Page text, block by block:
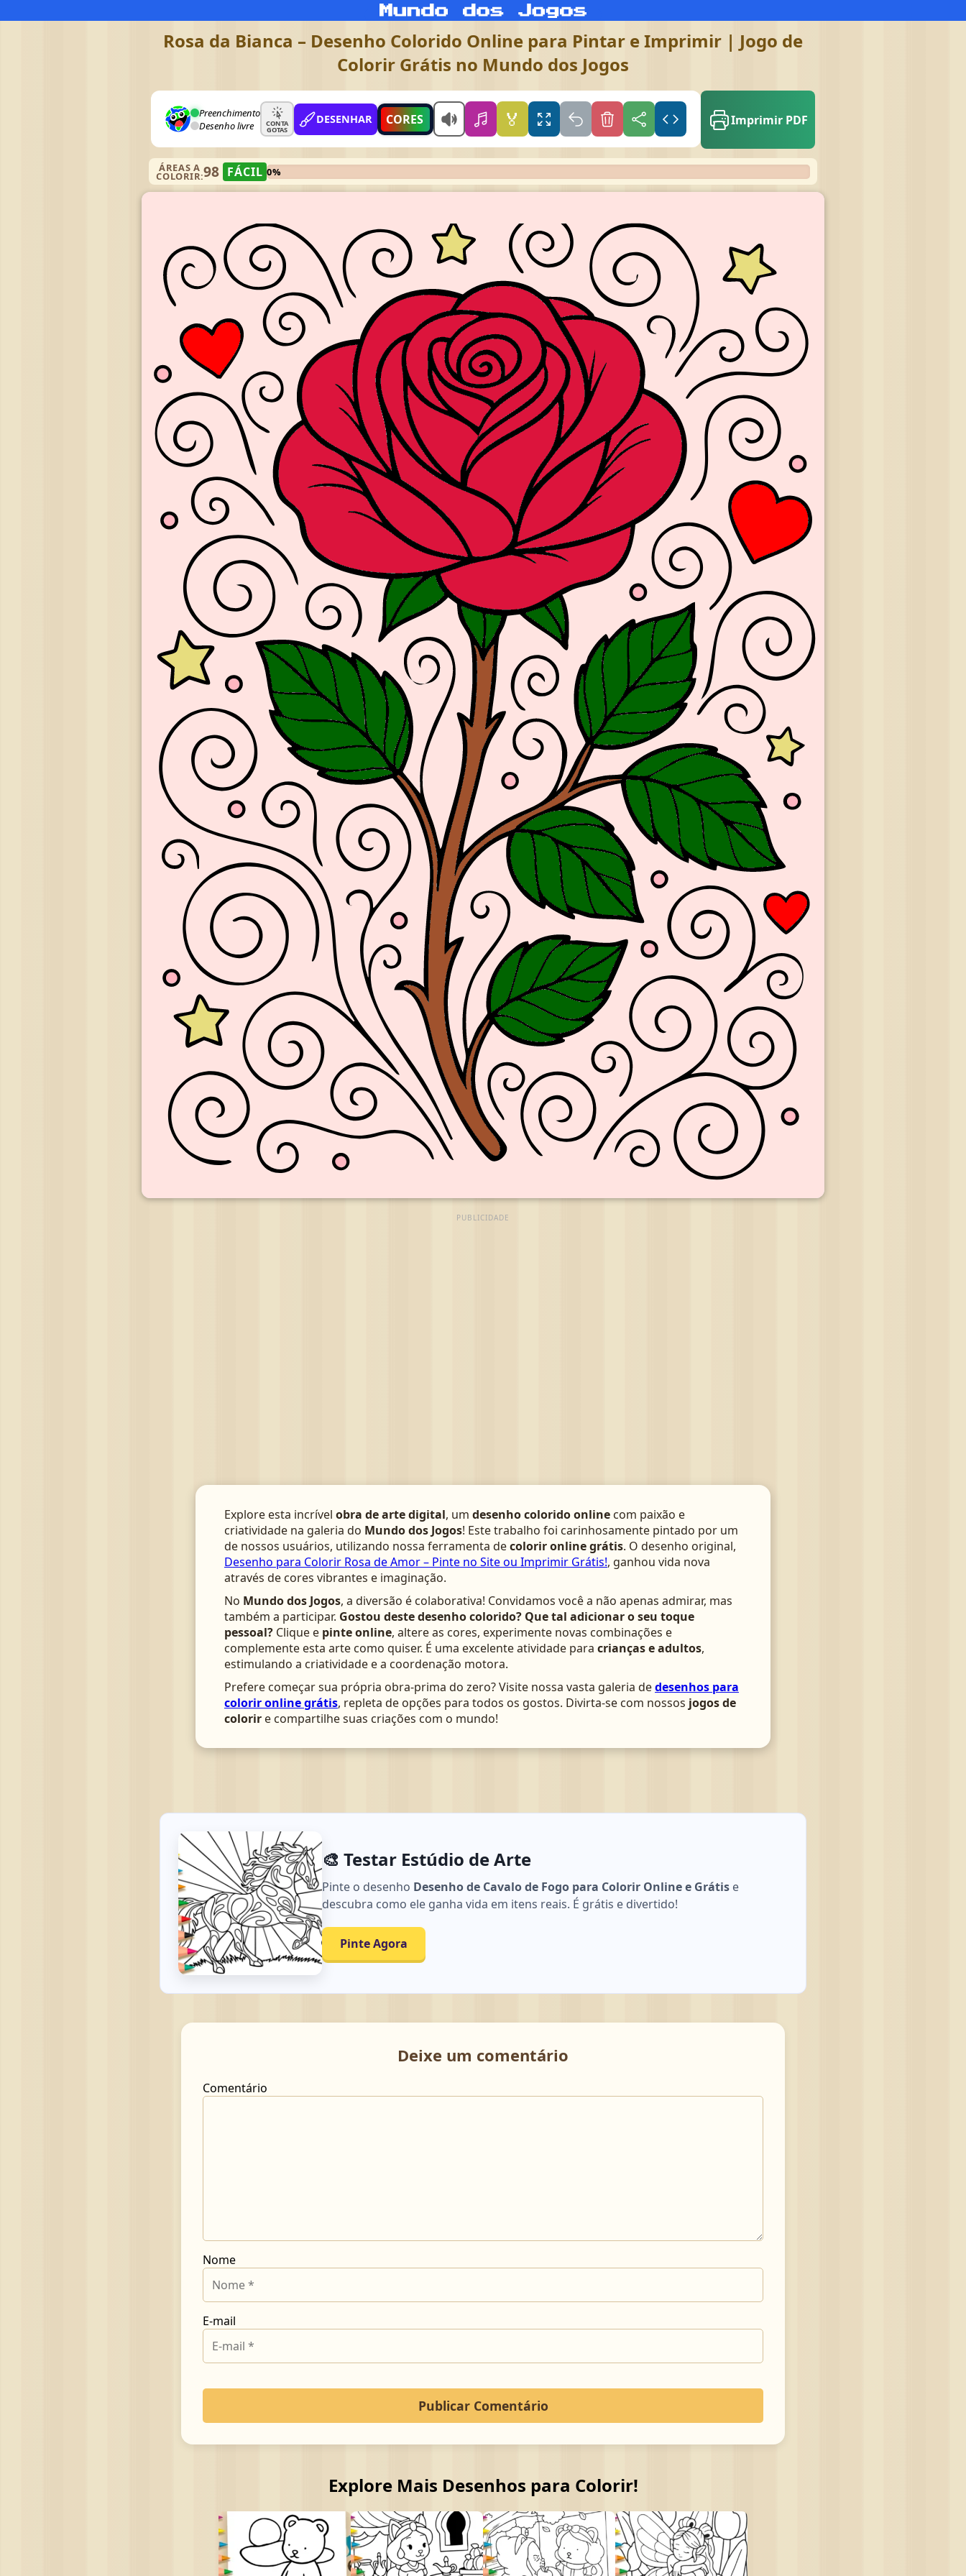
Rosa da Bianca – Desenho Colorido Online para Pintar e Imprimir | Jogo de
Colorir Grátis no Mundo dos Jogos
Preenchimento
Desenho livre
CONTA
GOTAS
DESENHAR CORES 🏅 Imprimir PDF
ÁREAS A
COLORIR:98 FÁCIL 0%
PUBLICIDADE
Explore esta incrível obra de arte digital, um desenho colorido online com paixão e
criatividade na galeria do Mundo dos Jogos! Este trabalho foi carinhosamente pintado por um
de nossos usuários, utilizando nossa ferramenta decolorir online grátis. O desenho original,
Desenho para Colorir Rosa de Amor – Pinte no Site ou Imprimir Grátis!, ganhou vida nova
através de cores vibrantes e imaginação.
No Mundo dos Jogos, a diversão é colaborativa! Convidamos você a não apenas admirar, mas
também a participar. Gostou deste desenho colorido? Que tal adicionar o seu toque
pessoal? Clique e pinte online, altere as cores, experimente novas combinações e
complemente esta arte como quiser. É uma excelente atividade para crianças e adultos,
estimulando a criatividade e a coordenação motora.
Prefere começar sua própria obra-prima do zero? Visite nossa vasta galeria dedesenhos para
colorir online grátis, repleta de opções para todos os gostos. Divirta-se com nossos jogos de
colorir e compartilhe suas criações com o mundo!
🎨 Testar Estúdio de Arte
Pinte o desenho Desenho de Cavalo de Fogo para Colorir Online e Grátis e
descubra como ele ganha vida em itens reais. É grátis e divertido!
Pinte Agora
Deixe um comentário
Comentário
Nome
E-mail
Explore Mais Desenhos para Colorir!